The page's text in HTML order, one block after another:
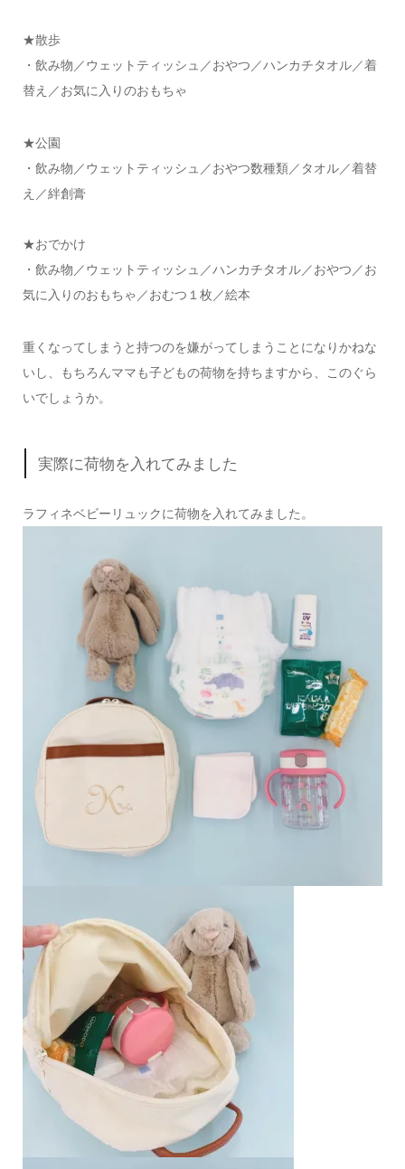
★散歩
・飲み物／ウェットティッシュ／おやつ／ハンカチタオル／着
替え／お気に入りのおもちゃ
★公園
・飲み物／ウェットティッシュ／おやつ数種類／タオル／着替
え／絆創膏
★おでかけ
・飲み物／ウェットティッシュ／ハンカチタオル／おやつ／お
気に入りのおもちゃ／おむつ１枚／絵本
重くなってしまうと持つのを嫌がってしまうことになりかねな
いし、もちろんママも子どもの荷物を持ちますから、このぐら
いでしょうか。
実際に荷物を入れてみました
ラフィネベビーリュックに荷物を入れてみました。